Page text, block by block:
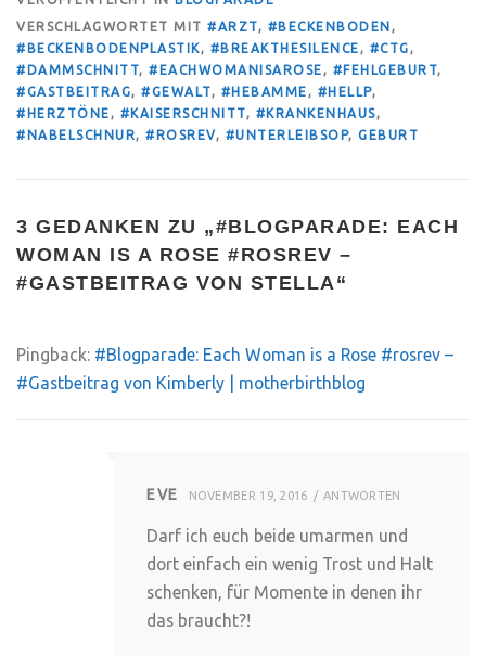
VERSCHLAGWORTET MIT #ARZT, #BECKENBODEN,
#BECKENBODENPLASTIK, #BREAKTHESILENCE, #CTG,
#DAMMSCHNITT, #EACHWOMANISAROSE, #FEHLGEBURT,
#GASTBEITRAG, #GEWALT, #HEBAMME, #HELLP,
#HERZTÖNE, #KAISERSCHNITT, #KRANKENHAUS,
#NABELSCHNUR, #ROSREV, #UNTERLEIBSOP, GEBURT
3 GEDANKEN ZU „#BLOGPARADE: EACH
WOMAN IS A ROSE #ROSREV –
#GASTBEITRAG VON STELLA“
Pingback: #Blogparade: Each Woman is a Rose #rosrev –
#Gastbeitrag von Kimberly | motherbirthblog
EVE NOVEMBER 19, 2016 ANTWORTEN
Darf ich euch beide umarmen und
dort einfach ein wenig Trost und Halt
schenken, für Momente in denen ihr
das braucht?!